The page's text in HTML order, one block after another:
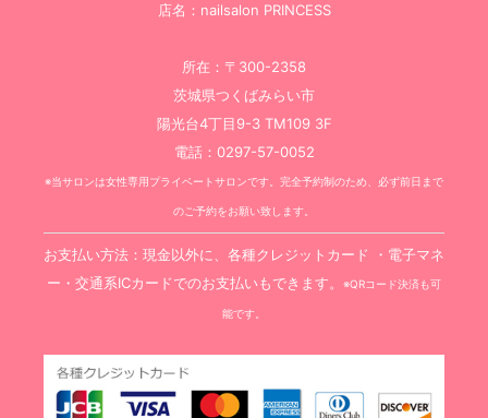
店名：nailsalon PRINCESS
所在：〒300-2358
茨城県つくばみらい市
陽光台4丁目9-3 TM109 3F
電話：0297-57-0052
※当サロンは女性専用プライベートサロンです。完全予約制のため、必ず前日まで
のご予約をお願い致します。
お支払い方法：現金以外に、各種クレジットカード ・電子マネ
ー・交通系ICカードでのお支払いもできます。
※QRコード決済も可
能です。